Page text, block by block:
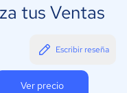
tus Ventas
Escribir reseña
Ver precio